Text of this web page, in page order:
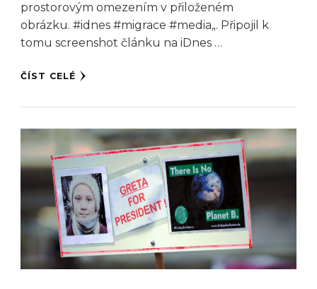
prostorovým omezením v přiloženém
obrázku. #idnes #migrace #media„. Připojil k
tomu screenshot článku na iDnes …
ČÍST CELÉ